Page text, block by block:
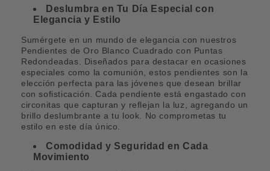
Deslumbra en Tu Día Especial con
Elegancia y Estilo
Sumérgete en un mundo de elegancia con nuestros
Pendientes de Oro Blanco Cuadrado con Puntas
Redondeadas. Diseñados para destacar en ocasiones
especiales como la comunión, estos pendientes son la
elección perfecta para las jóvenes que desean brillar
con sofisticación. Cada pendiente está engastado con
circonitas que capturan y reflejan la luz, agregando un
brillo deslumbrante a tu look. No comprometas tu
estilo en este día único.
Comodidad y Seguridad en Cada
Movimiento